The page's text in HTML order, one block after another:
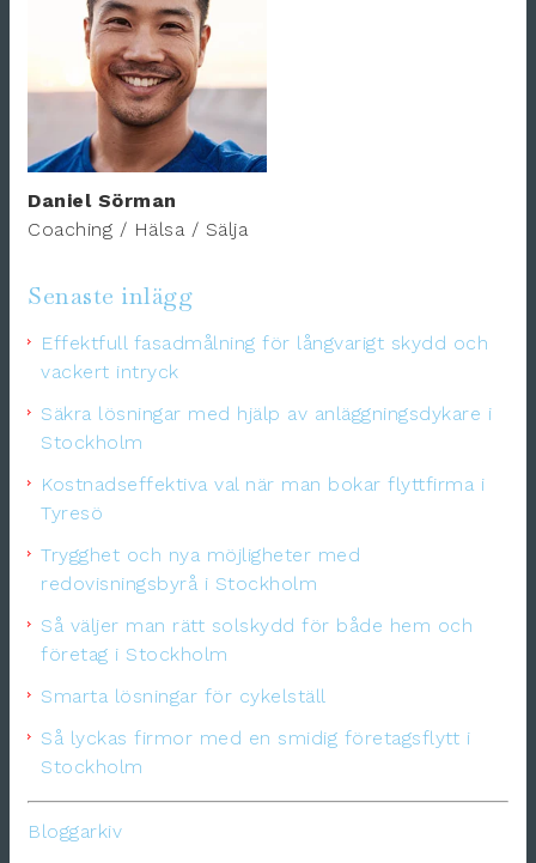
Daniel Sörman
Coaching / Hälsa / Sälja
Senaste inlägg
Effektfull fasadmålning för långvarigt skydd och
vackert intryck
Säkra lösningar med hjälp av anläggningsdykare i
Stockholm
Kostnadseffektiva val när man bokar flyttfirma i
Tyresö
Trygghet och nya möjligheter med
redovisningsbyrå i Stockholm
Så väljer man rätt solskydd för både hem och
företag i Stockholm
Smarta lösningar för cykelställ
Så lyckas firmor med en smidig företagsflytt i
Stockholm
Bloggarkiv